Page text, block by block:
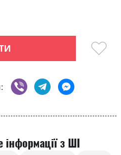
інформації з ШІ